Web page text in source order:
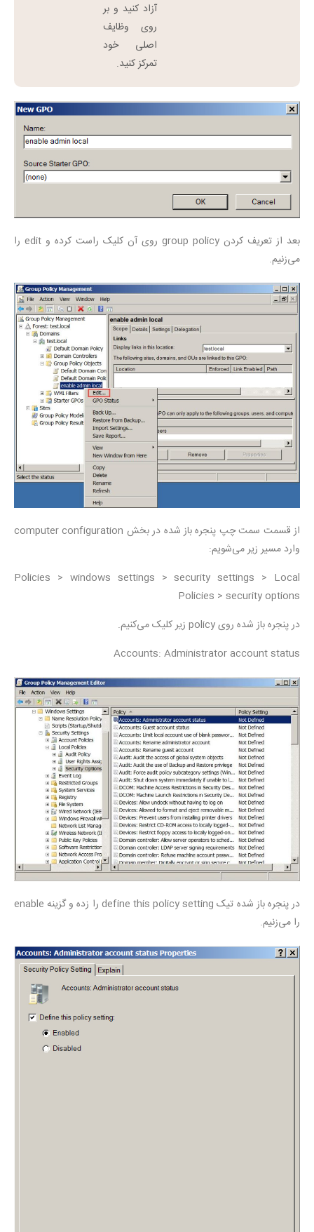
آزاد کنید و بر
روی وظایف
اصلی خود
تمرکز کنید.
بعد از تعریف کردن group policy روی آن کلیک راست کرده و edit را
می‌زنیم.
از قسمت سمت چپ پنجره باز شده در بخش computer configuration
وارد مسیر زیر می‌شویم:
Policies > windows settings > security settings > Local
Policies > security options
در پنجره باز شده روی policy زیر کلیک می‌کنیم.
Accounts: Administrator account status
در پنجره باز شده تیک define this policy setting را زده و گزینه enable
را می‌زنیم.